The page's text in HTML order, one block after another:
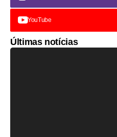
YouTube
Últimas notícias